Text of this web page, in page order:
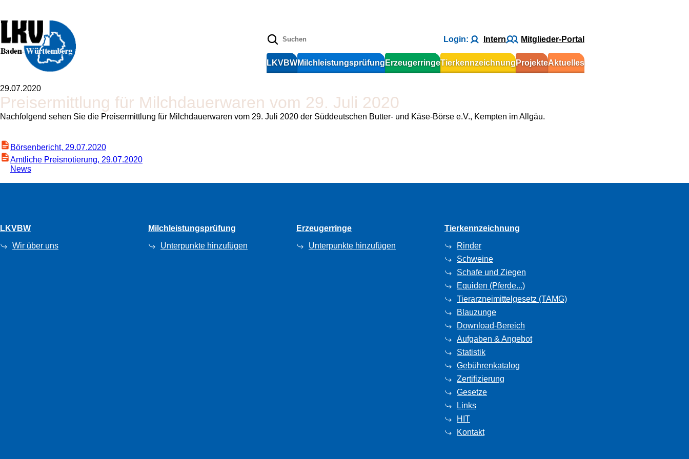
Login: Intern Mitglieder-Portal
LKVBWMilchleistungsprüfungErzeugerringeTierkennzeichnungProjekteAktuelles
29.07.2020
Preisermittlung für Milchdauerwaren vom 29. Juli 2020
Nachfolgend sehen Sie die Preisermittlung für Milchdauerwaren vom 29. Juli 2020 der Süddeutschen Butter- und Käse-Börse e.V., Kempten im Allgäu.
Börsenbericht, 29.07.2020
Amtliche Preisnotierung, 29.07.2020
News
LKVBW
Wir über uns
Milchleistungsprüfung
Unterpunkte hinzufügen
Erzeugerringe
Unterpunkte hinzufügen
Tierkennzeichnung
Rinder
Schweine
Schafe und Ziegen
Equiden (Pferde...)
Tierarzneimittelgesetz (TAMG)
Blauzunge
Download-Bereich
Aufgaben & Angebot
Statistik
Gebührenkatalog
Zertifizierung
Gesetze
Links
HIT
Kontakt